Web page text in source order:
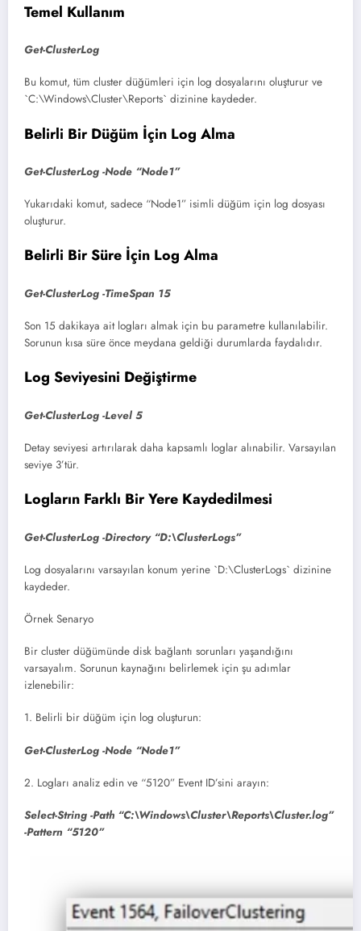
Temel Kullanım
Get-ClusterLog
Bu komut, tüm cluster düğümleri için log dosyalarını oluşturur ve
`C:\Windows\Cluster\Reports` dizinine kaydeder.
Belirli Bir Düğüm İçin Log Alma
Get-ClusterLog -Node “Node1”
Yukarıdaki komut, sadece “Node1” isimli düğüm için log dosyası
oluşturur.
Belirli Bir Süre İçin Log Alma
Get-ClusterLog -TimeSpan 15
Son 15 dakikaya ait logları almak için bu parametre kullanılabilir.
Sorunun kısa süre önce meydana geldiği durumlarda faydalıdır.
Log Seviyesini Değiştirme
Get-ClusterLog -Level 5
Detay seviyesi artırılarak daha kapsamlı loglar alınabilir. Varsayılan
seviye 3’tür.
Logların Farklı Bir Yere Kaydedilmesi
Get-ClusterLog -Directory “D:\ClusterLogs”
Log dosyalarını varsayılan konum yerine `D:\ClusterLogs` dizinine
kaydeder.
Örnek Senaryo
Bir cluster düğümünde disk bağlantı sorunları yaşandığını
varsayalım. Sorunun kaynağını belirlemek için şu adımlar
izlenebilir:
1. Belirli bir düğüm için log oluşturun:
Get-ClusterLog -Node “Node1”
2. Logları analiz edin ve “5120” Event ID’sini arayın:
Select-String -Path “C:\Windows\Cluster\Reports\Cluster.log”
-Pattern “5120”